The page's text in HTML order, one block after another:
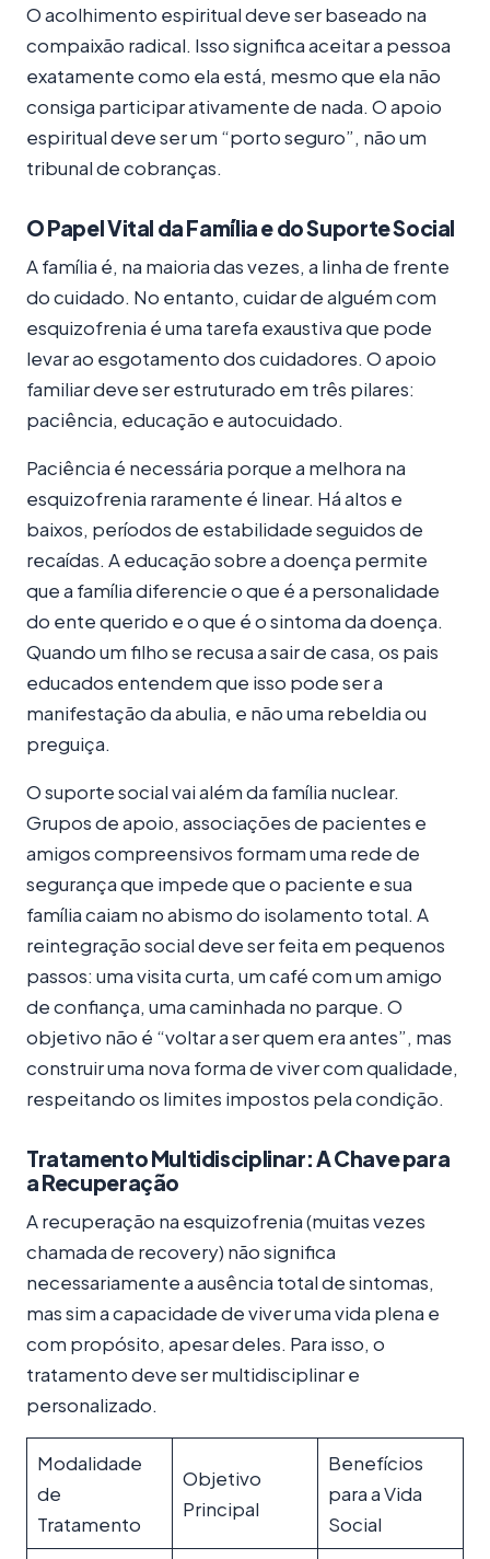
O acolhimento espiritual deve ser baseado na
compaixão radical. Isso significa aceitar a pessoa
exatamente como ela está, mesmo que ela não
consiga participar ativamente de nada. O apoio
espiritual deve ser um “porto seguro”, não um
tribunal de cobranças.
O Papel Vital da Família e do Suporte Social
A família é, na maioria das vezes, a linha de frente
do cuidado. No entanto, cuidar de alguém com
esquizofrenia é uma tarefa exaustiva que pode
levar ao esgotamento dos cuidadores. O apoio
familiar deve ser estruturado em três pilares:
paciência, educação e autocuidado.
Paciência é necessária porque a melhora na
esquizofrenia raramente é linear. Há altos e
baixos, períodos de estabilidade seguidos de
recaídas. A educação sobre a doença permite
que a família diferencie o que é a personalidade
do ente querido e o que é o sintoma da doença.
Quando um filho se recusa a sair de casa, os pais
educados entendem que isso pode ser a
manifestação da abulia, e não uma rebeldia ou
preguiça.
O suporte social vai além da família nuclear.
Grupos de apoio, associações de pacientes e
amigos compreensivos formam uma rede de
segurança que impede que o paciente e sua
família caiam no abismo do isolamento total. A
reintegração social deve ser feita em pequenos
passos: uma visita curta, um café com um amigo
de confiança, uma caminhada no parque. O
objetivo não é “voltar a ser quem era antes”, mas
construir uma nova forma de viver com qualidade,
respeitando os limites impostos pela condição.
Tratamento Multidisciplinar: A Chave para
a Recuperação
A recuperação na esquizofrenia (muitas vezes
chamada de recovery) não significa
necessariamente a ausência total de sintomas,
mas sim a capacidade de viver uma vida plena e
com propósito, apesar deles. Para isso, o
tratamento deve ser multidisciplinar e
personalizado.
Modalidade
de
Tratamento
Objetivo
Principal
Benefícios
para a Vida
Social